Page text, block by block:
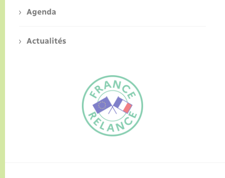
FR
Agenda
Actualités